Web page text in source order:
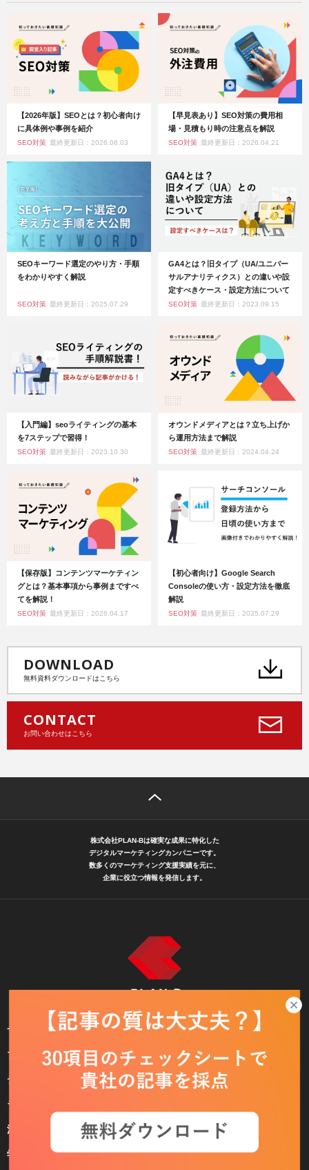
【2026年版】SEOとは？初心者向け
に具体例や事例を紹介
SEO対策 最終更新日：2026.08.03
【早見表あり】SEO対策の費用相
場・見積もり時の注意点を解説
SEO対策 最終更新日：2026.04.21
SEOキーワード選定のやり方・手順
をわかりやすく解説
SEO対策 最終更新日：2025.07.29
GA4とは？旧タイプ（UA/ユニバー
サルアナリティクス）との違いや設
定すべきケース・設定方法について
SEO対策 最終更新日：2023.09.15
【入門編】seoライティングの基本
を7ステップで習得！
SEO対策 最終更新日：2023.10.30
オウンドメディアとは？立ち上げか
ら運用方法まで解説
SEO対策 最終更新日：2024.04.24
【保存版】コンテンツマーケティン
グとは？基本事項から事例まですべ
てを解説！
SEO対策 最終更新日：2026.04.17
【初心者向け】Google Search
Consoleの使い方・設定方法を徹底
解説
SEO対策 最終更新日：2025.07.29
DOWNLOAD
無料資料ダウンロードはこちら
CONTACT
お問い合わせはこちら
株式会社PLAN-Bは確実な成果に特化した
デジタルマーケティングカンパニーです。
数多くのマーケティング支援実績を元に、
企業に役立つ情報を発信します。
サービス
ブログ
テックブログ
ライター一覧
注目のキーワード一覧
学ぶ